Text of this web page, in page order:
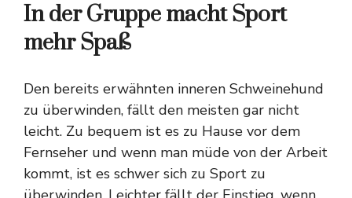
In der Gruppe macht Sport
mehr Spaß
Den bereits erwähnten inneren Schweinehund
zu überwinden, fällt den meisten gar nicht
leicht. Zu bequem ist es zu Hause vor dem
Fernseher und wenn man müde von der Arbeit
kommt, ist es schwer sich zu Sport zu